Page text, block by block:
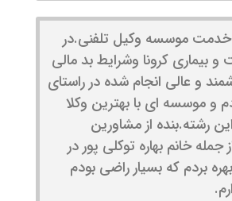
خدمت موسسه وکیل تلفنی.در
کرونا وشرایط بد مالی
و عالی انجام شده در راستای
و موسسه ای با بهترین وکلا
رشته.بنده از مشاورین
جمله خانم بهاره توکلی پور در
بردم که بسیار راضی بودم